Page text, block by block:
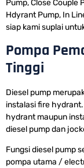
Pump, Close Couple
Hdyrant Pump, In
siap kami suplai
Pompa
Tinggi
Diesel pump
instalasi fire
hydrant maupun
diesel pump dan
Fungsi diesel pump
pompa utama /